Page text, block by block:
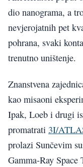
dio nanograma, a
nevjerojatnih pet
pohrana, svaki
trenutno uništenje.
Znanstvena
kao misaoni
Ipak, Loeb i drugi
promatrati 3I/
prolazi Sunčevim
Gamma-Ray